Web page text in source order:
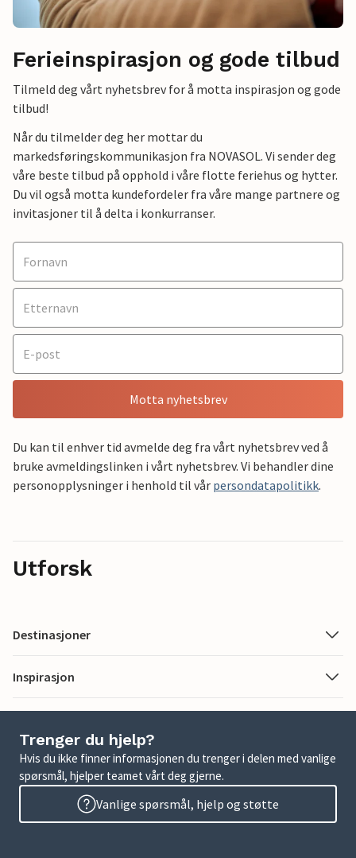
Ferieinspirasjon og gode tilbud
Tilmeld deg vårt nyhetsbrev for å motta inspirasjon og gode
tilbud!
Når du tilmelder deg her mottar du
markedsføringskommunikasjon fra NOVASOL. Vi sender deg
våre beste tilbud på opphold i våre flotte feriehus og hytter.
Du vil også motta kundefordeler fra våre mange partnere og
invitasjoner til å delta i konkurranser.
Motta nyhetsbrev
Du kan til enhver tid avmelde deg fra vårt nyhetsbrev ved å
bruke avmeldingslinken i vårt nyhetsbrev. Vi behandler dine
personopplysninger i henhold til vår persondatapolitikk.
Utforsk
Destinasjoner
Inspirasjon
Trenger du hjelp?
Hvis du ikke finner informasjonen du trenger i delen med vanlige
spørsmål, hjelper teamet vårt deg gjerne.
Vanlige spørsmål, hjelp og støtte